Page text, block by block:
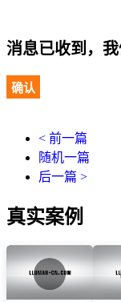
消息已收到，我
确认
< 前一篇
随机一篇
后一篇 >
真实案例